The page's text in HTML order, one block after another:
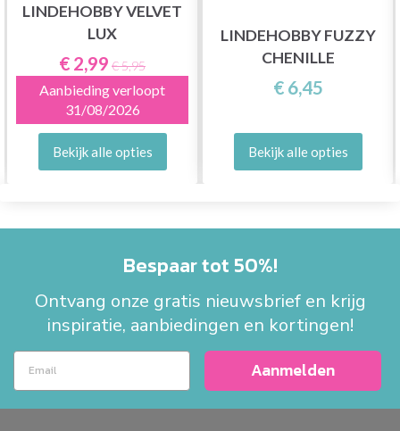
LINDEHOBBY VELVET
LUX
€ 2,99 € 5,95
Aanbieding verloopt
31/08/2026
Bekijk alle opties
LINDEHOBBY FUZZY
CHENILLE
€ 6,45
Bekijk alle opties
Bespaar tot 50%!
Ontvang onze gratis nieuwsbrief en krijg
inspiratie, aanbiedingen en kortingen!
Aanmelden